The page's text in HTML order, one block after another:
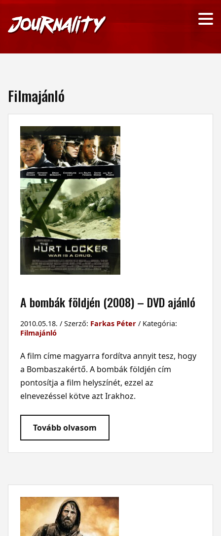
Filmajánló
A bombák földjén (2008) – DVD ajánló
2010.05.18. / Szerző: Farkas Péter/ Kategória:
Filmajánló
A film címe magyarra fordítva annyit tesz, hogy
a Bombaszakértő. A bombák földjén cím
pontosítja a film helyszínét, ezzel az
elnevezéssel kötve azt Irakhoz.
Tovább olvasom